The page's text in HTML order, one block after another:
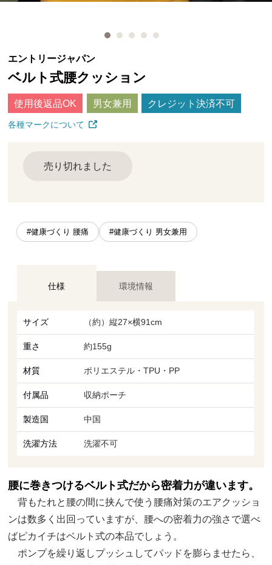
エントリージャパン
ベルト式腰クッション
使用後返品OK 男女兼用 クレジット決済不可
各種マークについて
売り切れました
#健康づくり 腰痛 #健康づくり 男女兼用
仕様 環境情報
サイズ （約）縦27×横91cm
重さ 約155g
材質 ポリエステル・TPU・PP
付属品 収納ポーチ
製造国 中国
洗濯方法 洗濯不可
腰に巻きつけるベルト式だから密着力が違います。
背もたれと腰の間に挟んで使う腰痛対策のエアクッショ
ンは数多く出回っていますが、腰への密着力の強さで選べ
ばピカイチはベルト式の本品でしょう。
ポンプを繰り返しプッシュしてパッドを膨らませたら、